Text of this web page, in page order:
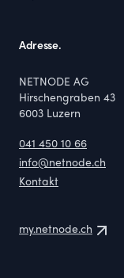
Adresse.
NETNODE AG
Hirschengraben 43
6003 Luzern
041 450 10 66
info@netnode.ch
Kontakt
my.netnode.ch